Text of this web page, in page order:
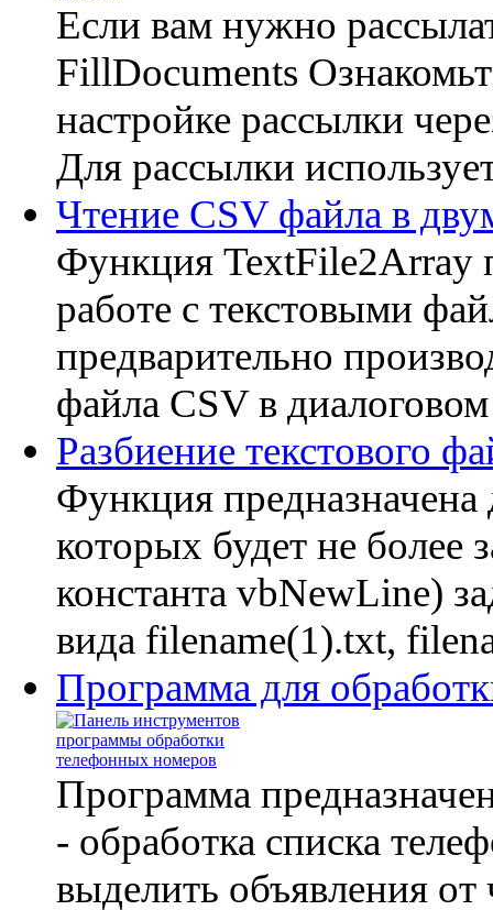
Если вам нужно
FillDocuments
настройке рассылки
Для рассылки
Чтение CSV файла в
Функция TextFile2Array
работе с текстовыми
предварительно
файла CSV в
Разбиение текстового
Функция предназначена
которых будет не более
константа vbNewLine)
вида filename(1).txt,
Программа для
Программа
- обработка списка
выделить объявления